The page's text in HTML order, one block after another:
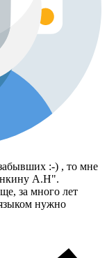
:-) , то мне
А.Н".
за много лет
нужно